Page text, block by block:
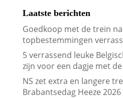
Laatste berichten
Goedkoop met de trein
topbestemmingen
5 verrassend leuke
zijn voor een dagje met
NS zet extra en langere
Brabantsedag Heeze 2026